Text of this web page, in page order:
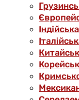
Індійська